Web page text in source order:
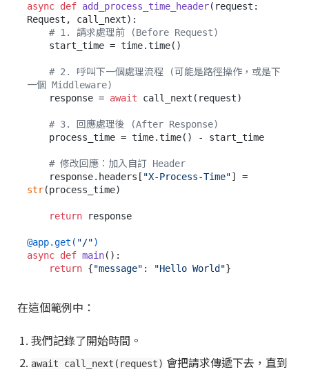
async def add_process_time_header( request:
Request, call_next):
# 1. 請求處理前 (Before Request)
# 2. 呼叫下一個處理流程 (可能是路徑操作，或是下
一個 Middleware)
    response =
await call_next(request)
# 3. 回應處理後 (After Response)
# 修改回應：加入自訂 Header
    response.headers[
"X-Process-Time"
str(process_time)
return response
@app.get( "/")
async def main():
return {"message" : "Hello World"
在這個範例中：
我們記錄了開始時間。
await call_next(request) 會把請求傳遞下去，直到